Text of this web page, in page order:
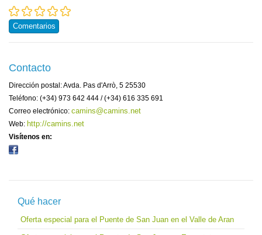
Comentarios
Contacto
Dirección postal: Avda. Pas d'Arrò, 5 25530
Teléfono: (+34) 973 642 444 / (+34) 616 335 691
Correo electrónico: camins@camins.net
Web: http://camins.net
Visítenos en:
Qué hacer
Oferta especial para el Puente de San Juan en el Valle de Aran